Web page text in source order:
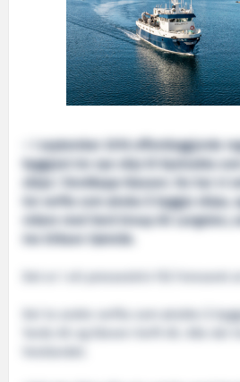
– I september 2016 offentleggjorde
byggjast tre nye skip til Kystvakta
skipa i Nordkapp-klassen. No har vi
tre verfta som ønska å byggja
vidare med Vard Group AS
Ine Eriksen Søreide.
Det er i eit presseskriv frå Forsvaret
Dei to andre verfta som ønskte å